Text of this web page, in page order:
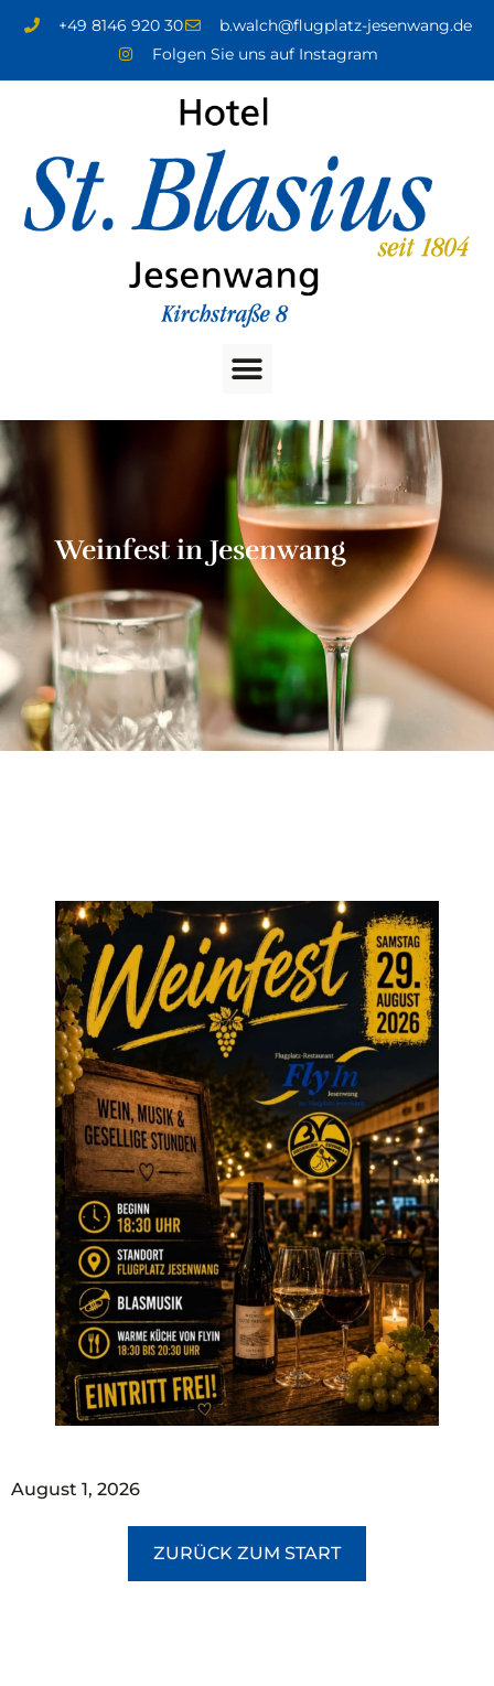
+49 8146 920 30
b.walch@flugplatz-jesenwang.de
Folgen Sie uns auf Instagram
Weinfest in Jesenwang
August 1, 2026
ZURÜCK ZUM START